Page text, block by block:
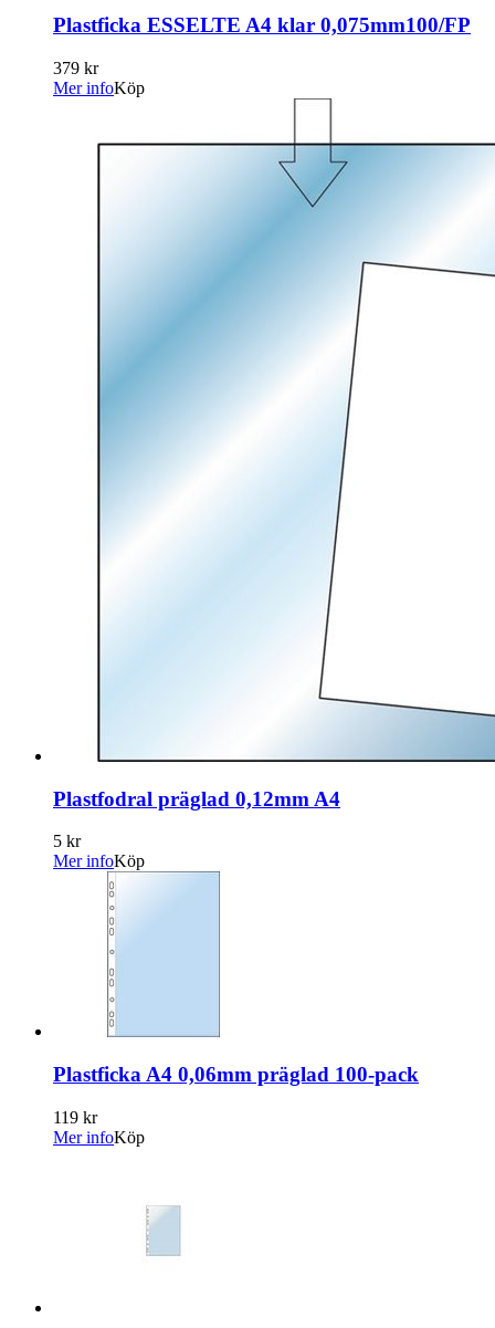
Plastficka ESSELTE A4 klar 0,075mm100/FP
379 kr
Mer infoKöp
Plastfodral präglad 0,12mm A4
5 kr
Mer infoKöp
Plastficka A4 0,06mm präglad 100-pack
119 kr
Mer infoKöp